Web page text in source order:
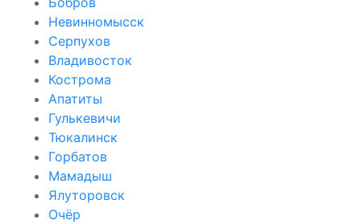
Невинномысск
Серпухов
Владивосток
Кострома
Апатиты
Гулькевичи
Тюкалинск
Горбатов
Мамадыш
Ялуторовск
Очёр